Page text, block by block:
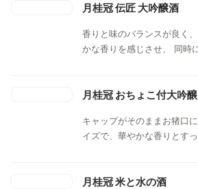
月桂冠 伝匠 大吟醸酒
香りと味のバランスが良く
かな香りを感じさせ、 同時
月桂冠 おちょこ付大吟醸
キャップがそのままお猪口
イズで、華やかな香りとす
月桂冠 米と水の酒